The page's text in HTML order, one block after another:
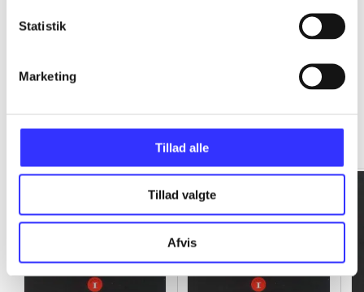
Statistik
Marketing
Tillad alle
Tillad valgte
Afvis